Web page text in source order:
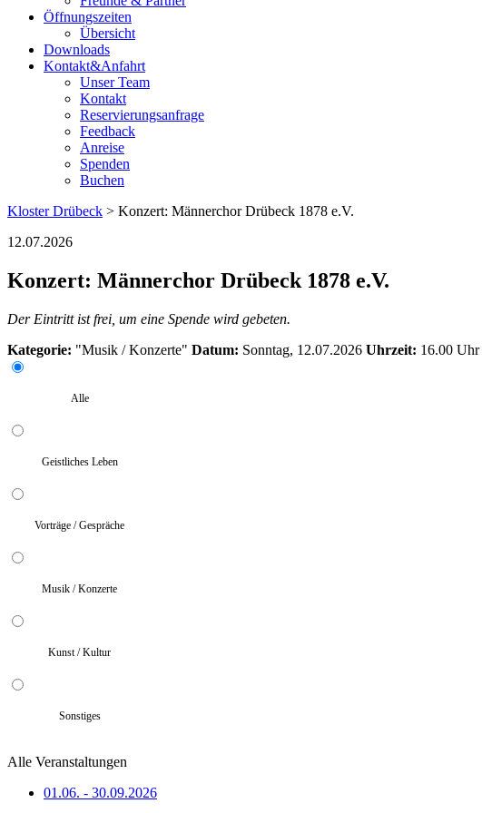
Öffnungszeiten
Übersicht
Downloads
Kontakt&Anfahrt
Unser Team
Kontakt
Reservierungsanfrage
Feedback
Anreise
Spenden
Buchen
Kloster Drübeck > Konzert: Männerchor Drübeck 1878 e.V.
12.07.2026
Konzert: Männerchor Drübeck 1878 e.V.
Der Eintritt ist frei, um eine Spende wird gebeten.
Kategorie: "Musik / Konzerte" Datum: Sonntag, 12.07.2026 Uhrzeit: 16.00 Uhr
Alle
Geistliches Leben
Vorträge / Gespräche
Musik / Konzerte
Kunst / Kultur
Sonstiges
Alle Veranstaltungen
01.06. - 30.09.2026